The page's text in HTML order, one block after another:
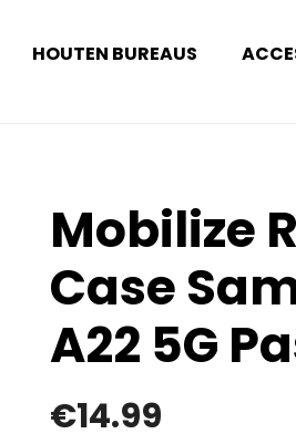
HOUTEN BUREAUS
Mobilize
Case
A22 5G
€14.99